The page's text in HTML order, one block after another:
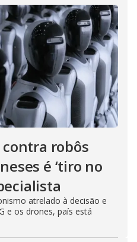
contra robôs
é ‘tiro no
atrelado à decisão e
e os drones, país está